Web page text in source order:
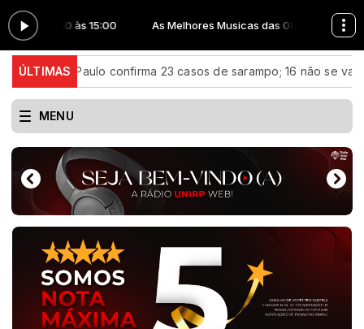
das 08:30 às 15:00 As Melhores Musicas das 08:30 às 15:00
ÚLTIMAS
de São Paulo confirma 23 casos de sarampo; 16 não se
MENU